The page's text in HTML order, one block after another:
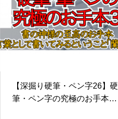
【深掘り硬筆・ペン字26】硬
筆・ペン字の究極のお手本３